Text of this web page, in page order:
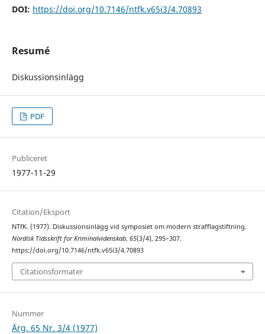
DOI: https://doi.org/10.7146/ntfk.v65i3/4.70893
Resumé
Diskussionsinlägg
PDF
Publiceret
1977-11-29
Citation/Eksport
NTfK. (1977). Diskussionsinlägg vid symposiet om modern strafflagstiftning.
Nordisk Tidsskrift for Kriminalvidenskab, 65(3/4), 295–307.
https://doi.org/10.7146/ntfk.v65i3/4.70893
Citationsformater
Nummer
Årg. 65 Nr. 3/4 (1977)